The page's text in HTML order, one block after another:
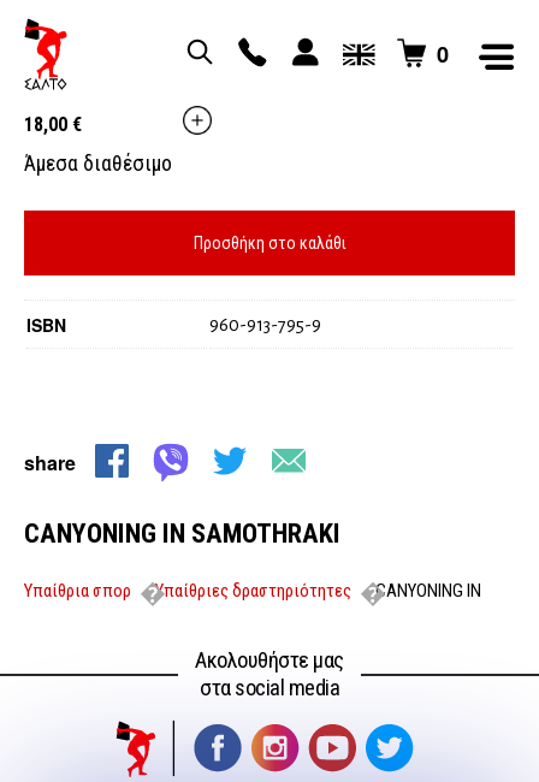
0
CANYONING IN SAMOTHRAKI
18,00 €
Άμεσα διαθέσιμο
Προσθήκη στο καλάθι
ISBN 960-913-795-9
share
CANYONING IN SAMOTHRAKI
Υπαίθρια σπορ Υπαίθριες δραστηριότητες
CANYONING IN
Ακολουθήστε μας
στα social media